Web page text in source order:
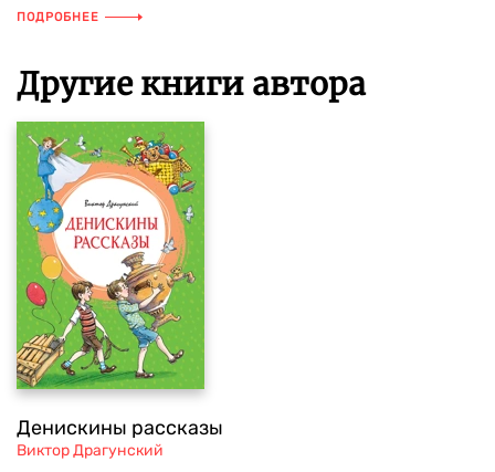
ПОДРОБНЕЕ
Другие книги автора
Денискины рассказы
Виктор Драгунский